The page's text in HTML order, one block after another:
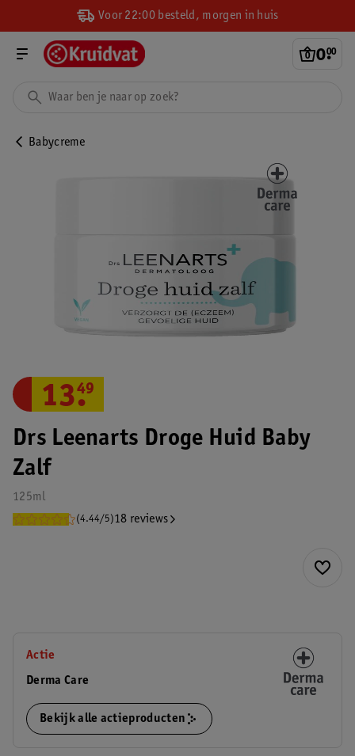
Voor 22:00 besteld, morgen in huis
0.
00
Babycreme
Drs Leenarts Droge Huid Baby
Zalf
125ml
(4.44/5)18 reviews
13.
49
Actie
Derma Care
Bekijk alle actieproducten